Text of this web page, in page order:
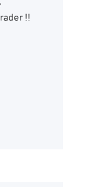
!!